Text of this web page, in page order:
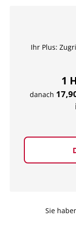
Ihr Plus:
1
danach
Sie